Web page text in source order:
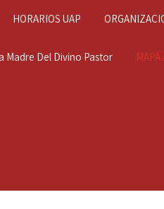
HORARIOS UAP
Madre Del Divino Pastor